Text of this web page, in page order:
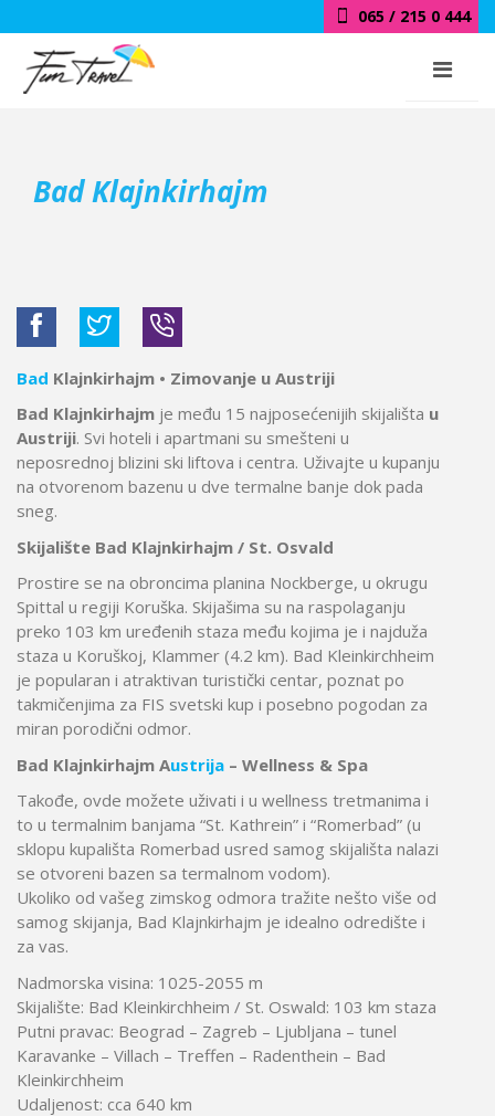
065 / 215 0 444
Bad Klajnkirhajm
Bad Klajnkirhajm • Zimovanje u Austriji
Bad Klajnkirhajm je među 15 najposećenijih skijališta u
Austriji. Svi hoteli i apartmani su smešteni u
neposrednoj blizini ski liftova i centra. Uživajte u kupanju
na otvorenom bazenu u dve termalne banje dok pada
sneg.
Skijalište Bad Klajnkirhajm / St. Osvald
Prostire se na obroncima planina Nockberge, u okrugu
Spittal u regiji Koruška. Skijašima su na raspolaganju
preko 103 km uređenih staza među kojima je i najduža
staza u Koruškoj, Klammer (4.2 km). Bad Kleinkirchheim
je popularan i atraktivan turistički centar, poznat po
takmičenjima za FIS svetski kup i posebno pogodan za
miran porodični odmor.
Bad Klajnkirhajm Austrija – Wellness & Spa
Takođe, ovde možete uživati i u wellness tretmanima i
to u termalnim banjama “St. Kathrein” i “Romerbad” (u
sklopu kupališta Romerbad usred samog skijališta nalazi
se otvoreni bazen sa termalnom vodom).
Ukoliko od vašeg zimskog odmora tražite nešto više od
samog skijanja, Bad Klajnkirhajm je idealno odredište i
za vas.
Nadmorska visina: 1025-2055 m
Skijalište: Bad Kleinkirchheim / St. Oswald: 103 km staza
Putni pravac: Beograd – Zagreb – Ljubljana – tunel
Karavanke – Villach – Treffen – Radenthein – Bad
Kleinkirchheim
Udaljenost: cca 640 km